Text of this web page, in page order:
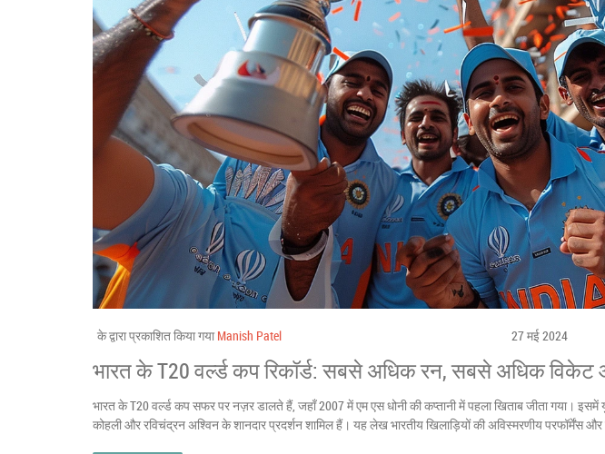
के द्वारा प्रकाशित किया गया Manish Patel 27 मई 2024
भारत के T20 वर्ल्ड कप रिकॉर्ड: सबसे अधिक रन, सबसे अधिक विकेट
भारत के T20 वर्ल्ड कप सफर पर नज़र डालते हैं, जहाँ 2007 में एम एस धोनी की कप्तानी में पहला खिताब जीता गया।
कोहली और रविचंद्रन अश्विन के शानदार प्रदर्शन शामिल हैं। यह लेख भारतीय खिलाड़ियों की अविस्मरणीय परफॉर्मेंस और